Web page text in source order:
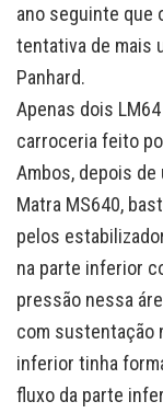
ano seguinte que
tentativa de mais
Panhard.
Apenas dois
carroceria feito
Ambos, depois
Matra MS640,
pelos
na parte inferior
pressão nessa
com sustentação
inferior tinha
fluxo da parte